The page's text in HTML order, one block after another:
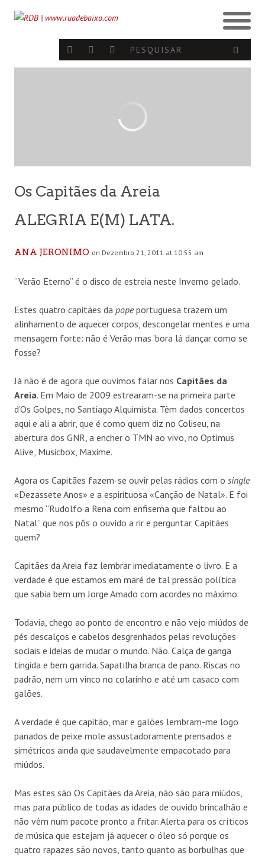
Os Capitães da Areia
ALEGRIA E(M) LATA.
ANA JERONIMO on Dezembro 21, 2011 at 10:55 am
“Verão Eterno” é o disco de estreia neste Inverno gelado.
Estes quatro capitães da popeportuguesa trazem um
alinhamento de aquecer corpos, descongelar mentes e uma
mensagem forte: não é Verão mas ‘bora lá dançar como se
fosse?
Já não é de agora que ouvimos falar nos Capitães da
Areia. Em Maio de 2009 estrearam-se na primeira parte
d’Os Golpes, no Santiago Alquimista. Têm dados concertos
aqui e ali a abrir, que é como quem diz no Coliseu, na
abertura dos GNR, a encher o TMN ao vivo, no Optimus
Alive, Musicbox, Maxime.
Agora os Capitães fazem-se ouvir pelas rádios com o single
«Dezassete Anos» e a espirituosa «Canção de Natal». E foi
mesmo “Rudolfo a Rena com enfisema que faltou ao
Natal” que nos pôs o ouvido a rir e perguntar. Capitães
quem?
Capitães da Areia faz lembrar imediatamente o livro. E a
verdade é que estamos em maré de tal pressão política
que sabia bem um Jorge Amado com acordes no máximo.
Todavia, chego ao ponto de encontro e não vejo miúdos de
pés descalços e cabelos desgrenhados pelas revoluções
sociais e ideias de mudar o mundo. Não. Calça de ganga
tingida e bem garrida. Sapatilha branca de pano. Riscas no
padrão, nem um vinco no colarinho e até um casaco com
galões.
A verdade é que capitão, mar e galões lembram-me logo
panados de peixe mole assustadoramente prensados e
simétricos ainda que saudavelmente empacotado para
miúdos.
Mas estes são Os Capitães da Areia, não são para miúdos,
mas para público de todas as idades de ouvido brincalhão e
não vêm num pacote pronto a fritar. Alerta para os críticos
de música que estejam já aquecer o óleo só porque os
quatro rapazes são novos, tanto quanto as borbulhas que